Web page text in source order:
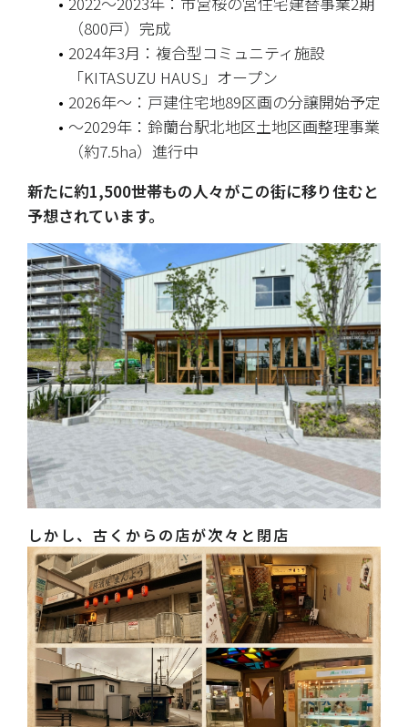
（800戸）完成
2024年3月：複合型コミュニティ施設
「KITASUZU HAUS」オープン
2026年〜：戸建住宅地89区画の分譲開始予定
〜2029年：鈴蘭台駅北地区土地区画整理事業
（約7.5ha）進行中
新たに約1,500世帯もの人々がこの街に移り住むと
予想されています。
しかし、古くからの店が次々と閉店